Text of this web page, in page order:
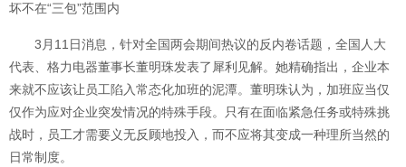
坏不在“三包”范围内
3月11日消息，针对全国两会期间热议的反内卷话题，全国人大
代表、格力电器董事长董明珠发表了犀利见解。她精确指出，企业本
来就不应该让员工陷入常态化加班的泥潭。董明珠认为，加班应当仅
仅作为应对企业突发情况的特殊手段。只有在面临紧急任务或特殊挑
战时，员工才需要义无反顾地投入，而不应将其变成一种理所当然的
日常制度。